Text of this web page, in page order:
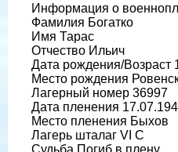
Информация о
Фамилия Богатко
Имя Тарас
Отчество Ильич
Дата рождения/Возраст
Место рождения
Лагерный номер 36997
Дата пленения
Место пленения Быхов
Лагерь шталаг VI C
Судьба Погиб в плену